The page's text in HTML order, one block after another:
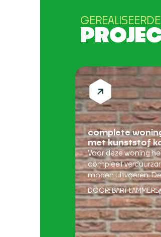
GEREALISEERDE
complete
met kunststof
Voor deze woning
compleet
mogen uitvoeren.
waren verouderd en
ontsnappen. Nu is
van moderne
installatie en HR++
huis
DOOR:BART LAMMERS